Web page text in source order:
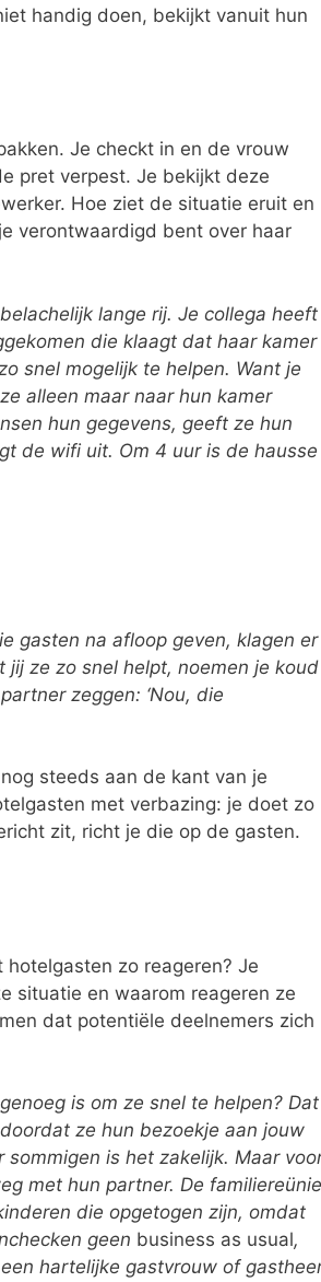
handig doen, bekijkt vanuit hun
Je checkt in en de vrouw
pret verpest. Je bekijkt deze
Hoe ziet de situatie eruit en
verontwaardigd bent over haar
lange rij. Je collega heeft
die klaagt dat haar kamer
snel mogelijk te helpen. Want je
alleen maar naar hun kamer
hun gegevens, geeft ze hun
de wifi uit. Om 4 uur is de hausse
gasten na afloop geven, klagen er
ze zo snel helpt, noemen je koud
zeggen: ‘Nou, die
steeds aan de kant van je
met verbazing: je doet zo
zit, richt je die op de gasten.
zo reageren? Je
situatie en waarom reageren ze
dat potentiële deelnemers zich
is om ze snel te helpen? Dat
ze hun bezoekje aan jouw
is het zakelijk. Maar
met hun partner. De familiereünie
die opgetogen zijn, omdat
geen business as usual,
hartelijke gastvrouw of